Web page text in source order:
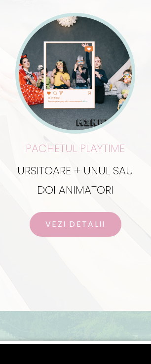
PACHETUL PLAYTIME
URSITOARE + UNUL SAU
DOI ANIMATORI
VEZI DETALII